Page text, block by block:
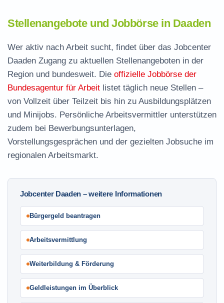
Stellenangebote und Jobbörse in Daaden
Wer aktiv nach Arbeit sucht, findet über das Jobcenter
Daaden Zugang zu aktuellen Stellenangeboten in der
Region und bundesweit. Die offizielle Jobbörse der
Bundesagentur für Arbeit listet täglich neue Stellen –
von Vollzeit über Teilzeit bis hin zu Ausbildungsplätzen
und Minijobs. Persönliche Arbeitsvermittler unterstützen
zudem bei Bewerbungsunterlagen,
Vorstellungsgesprächen und der gezielten Jobsuche im
regionalen Arbeitsmarkt.
Jobcenter Daaden – weitere Informationen
Bürgergeld beantragen
Arbeitsvermittlung
Weiterbildung & Förderung
Geldleistungen im Überblick